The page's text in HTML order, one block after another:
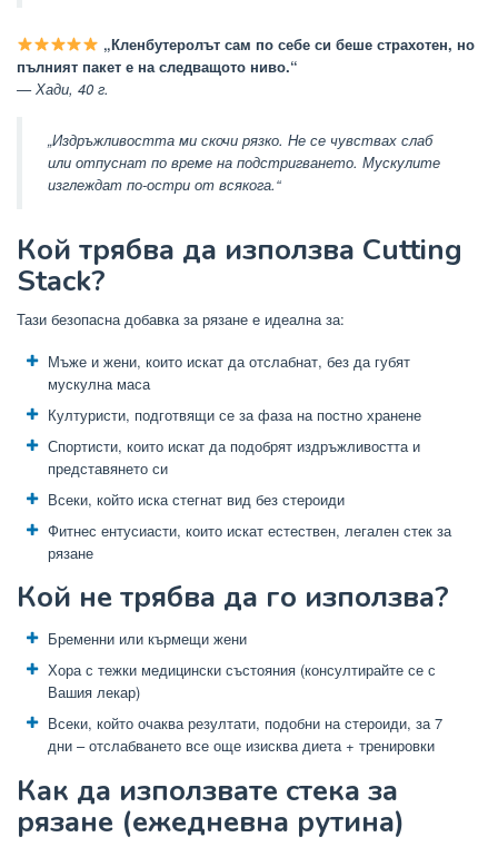
„Кленбутеролът сам по себе си беше страхотен, но
пълният пакет е на следващото ниво.“
— Хади, 40 г.
„Издръжливостта ми скочи рязко. Не се чувствах слаб
или отпуснат по време на подстригването. Мускулите
изглеждат по-остри от всякога.“
Кой трябва да използва Cutting
Stack?
Тази безопасна добавка за рязане е идеална за:
Мъже и жени, които искат да отслабнат, без да губят
мускулна маса
Културисти, подготвящи се за фаза на постно хранене
Спортисти, които искат да подобрят издръжливостта и
представянето си
Всеки, който иска стегнат вид без стероиди
Фитнес ентусиасти, които искат естествен, легален стек за
рязане
Кой не трябва да го използва?
Бременни или кърмещи жени
Хора с тежки медицински състояния (консултирайте се с
Вашия лекар)
Всеки, който очаква резултати, подобни на стероиди, за 7
дни – отслабването все още изисква диета + тренировки
Как да използвате стека за
рязане (ежедневна рутина)